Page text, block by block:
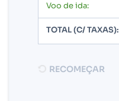
Voo de ida:
TOTAL (C/ TAXAS):
RECOMEÇAR